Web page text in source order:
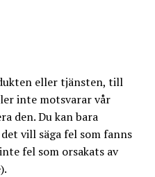
eller tjänsten, till
inte motsvarar vår
den. Du kan bara
vill säga fel som fanns
fel som orsakats av